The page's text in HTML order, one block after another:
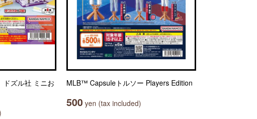
ドズル社 ミニお
MLB™ Capsuleトルソー Players Edition
500 yen (tax included)